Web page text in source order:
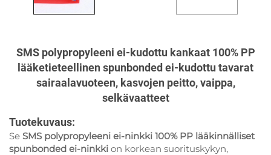
SMS polypropyleeni ei-kudottu kankaat 100% PP
lääketieteellinen spunbonded ei-kudottu tavarat
sairaalavuoteen, kasvojen peitto, vaippa,
selkävaatteet
Tuotekuvaus:
Se SMS polypropyleeni ei-ninkki 100% PP lääkinnälliset
spunbonded ei-ninkki on korkean suorituskykyn,